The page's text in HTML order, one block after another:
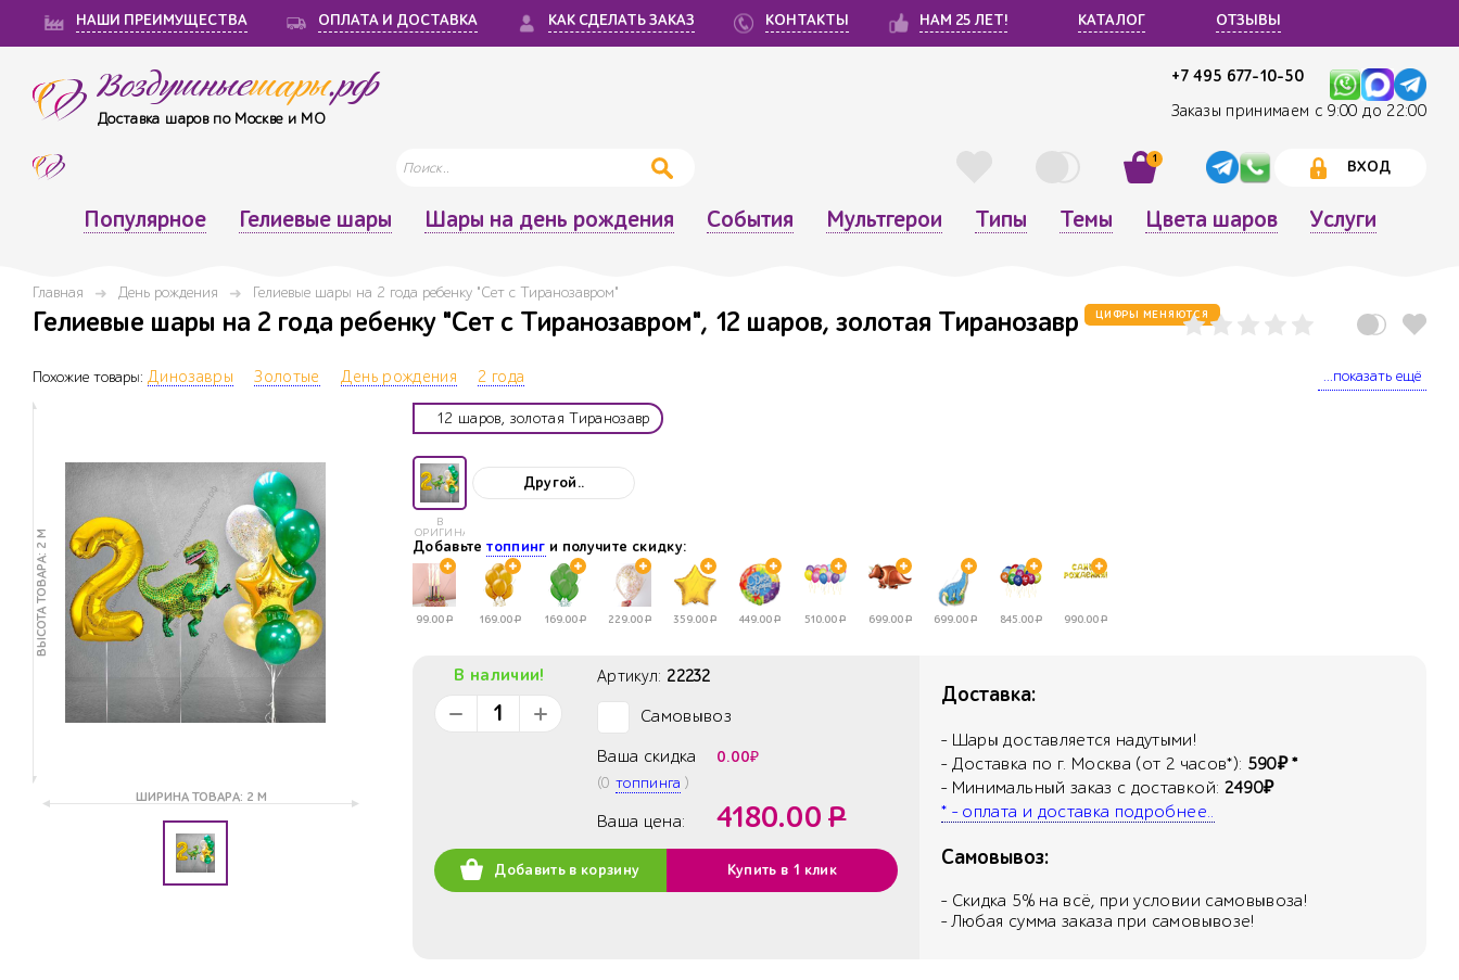
НАШИ ПРЕИМУЩЕСТВА ОПЛАТА И ДОСТАВКА КАК СДЕЛАТЬ ЗАКАЗ КОНТАКТЫ НАМ 25 ЛЕТ! КАТАЛОГ ОТЗЫВЫ
Воздушныешары.рф
Доставка шаров по Москве и МО
+7 495 677-10-50
Заказы принимаем с 9:00 до 22:00
1
ВХОД
Популярное Гелиевые шары Шары на день рождения События Мультгерои Типы Темы Цвета шаров Услуги
Главная День рождения Гелиевые шары на 2 года ребенку "Сет с Тиранозавром"
Гелиевые шары на 2 года ребенку "Сет с Тиранозавром", 12 шаров, золотая Тиранозавр ЦИФРЫ МЕНЯЮТСЯ
...показать ещё
Похожие товары: Динозавры Золотые День рождения 2 года
ВЫСОТА ТОВАРА: 2 М
ШИРИНА ТОВАРА: 2 М
12 шаров, золотая Тиранозавр
В
ОРИГИНАЛЕ
Другой..
Добавьтетоппинг и получите скидку:
99.00Р 169.00Р 169.00Р 229.00Р 359.00Р 449.00Р 510.00Р 699.00Р 699.00Р 845.00Р 990.00Р
В наличии! Артикул: 22232
Самовывоз
Ваша скидка 0.00₽
(0 топпинга )
Ваша цена: 4180.00 Р
Добавить в корзину Купить в 1 клик
Доставка:
- Шары доставляется надутыми!
- Доставка по г. Москва (от 2 часов*): 590₽ *
- Минимальный заказ с доставкой: 2490₽
* - оплата и доставка подробнее..
Самовывоз:
- Скидка 5% на всё, при условии самовывоза!
- Любая сумма заказа при самовывозе!